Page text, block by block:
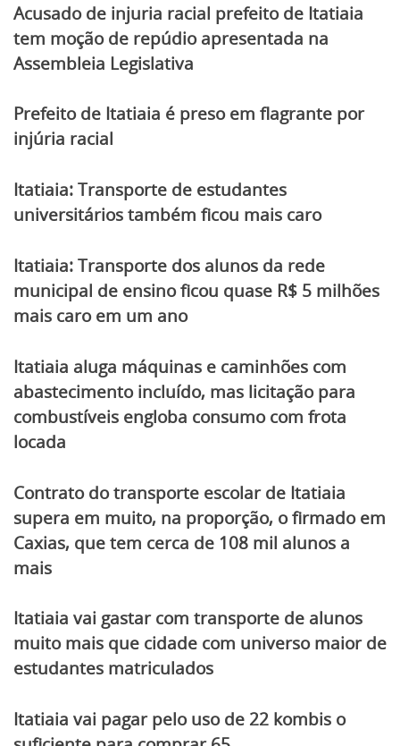
Acusado de injuria racial prefeito de Itatiaia
tem moção de repúdio apresentada na
Assembleia Legislativa
Prefeito de Itatiaia é preso em flagrante por
injúria racial
Itatiaia: Transporte de estudantes
universitários também ficou mais caro
Itatiaia: Transporte dos alunos da rede
municipal de ensino ficou quase R$ 5 milhões
mais caro em um ano
Itatiaia aluga máquinas e caminhões com
abastecimento incluído, mas licitação para
combustíveis engloba consumo com frota
locada
Contrato do transporte escolar de Itatiaia
supera em muito, na proporção, o firmado em
Caxias, que tem cerca de 108 mil alunos a
mais
Itatiaia vai gastar com transporte de alunos
muito mais que cidade com universo maior de
estudantes matriculados
Itatiaia vai pagar pelo uso de 22 kombis o